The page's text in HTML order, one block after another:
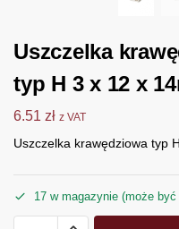
Uszczelka
typ H 3 x 12 x
6.51 zł z VAT
Uszczelka krawędziowa typ
17 w magazynie (może